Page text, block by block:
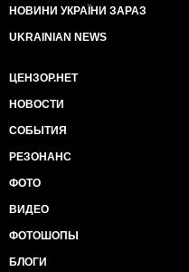
НОВИНИ УКРАЇНИ ЗАРАЗ
UKRAINIAN NEWS
ЦЕНЗОР.НЕТ
НОВОСТИ
СОБЫТИЯ
РЕЗОНАНС
ФОТО
ВИДЕО
ФОТОШОПЫ
БЛОГИ